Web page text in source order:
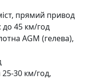
прямий привод
45 км/год
AGM (гелева),
30 км/год,